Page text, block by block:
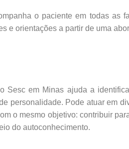
o paciente em todas as
e orientações a partir de uma
Sesc em Minas ajuda a
personalidade. Pode atuar em
o mesmo objetivo: contribuir
do autoconhecimento.